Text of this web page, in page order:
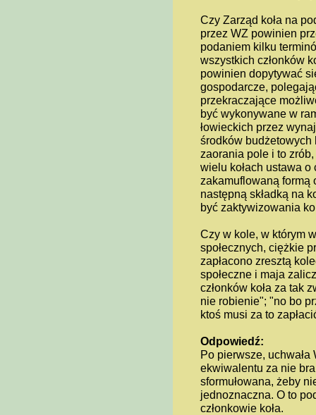
Czy Zarząd koła na
przez WZ powinien
podaniem kilku
wszystkich członków
powinien dopytywać
gospodarcze,
przekraczające
być wykonywane w
łowieckich przez
środków budżetowych
zaorania pole i to
wielu kołach ustawa o
zakamuflowaną formą
następną składką na
być zaktywizowania
Czy w kole, w którym
społecznych, ciężkie
zapłacono zresztą
społeczne i maja
członków koła za tak
nie robienie"; "no bo
ktoś musi za to
Odpowiedź:
Po pierwsze,
ekwiwalentu za nie
sformułowana, żeby
jednoznaczna. O to
członkowie koła.